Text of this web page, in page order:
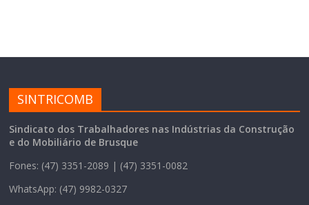
SINTRICOMB
Sindicato dos Trabalhadores nas Indústrias da Construção
e do Mobiliário de Brusque
Fones: (47) 3351-2089 | (47) 3351-0082
WhatsApp: (47) 9982-0327